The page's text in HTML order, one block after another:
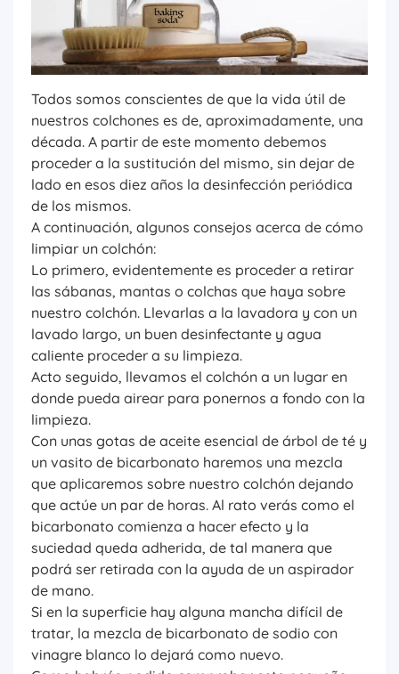
Todos somos conscientes de que la vida útil de
nuestros colchones es de, aproximadamente, una
década. A partir de este momento debemos
proceder a la sustitución del mismo, sin dejar de
lado en esos diez años la desinfección periódica
de los mismos.
A continuación, algunos consejos acerca de cómo
limpiar un colchón:
Lo primero, evidentemente es proceder a retirar
las sábanas, mantas o colchas que haya sobre
nuestro colchón. Llevarlas a la lavadora y con un
lavado largo, un buen desinfectante y agua
caliente proceder a su limpieza.
Acto seguido, llevamos el colchón a un lugar en
donde pueda airear para ponernos a fondo con la
limpieza.
Con unas gotas de aceite esencial de árbol de té y
un vasito de bicarbonato haremos una mezcla
que aplicaremos sobre nuestro colchón dejando
que actúe un par de horas. Al rato verás como el
bicarbonato comienza a hacer efecto y la
suciedad queda adherida, de tal manera que
podrá ser retirada con la ayuda de un aspirador
de mano.
Si en la superficie hay alguna mancha difícil de
tratar, la mezcla de bicarbonato de sodio con
vinagre blanco lo dejará como nuevo.